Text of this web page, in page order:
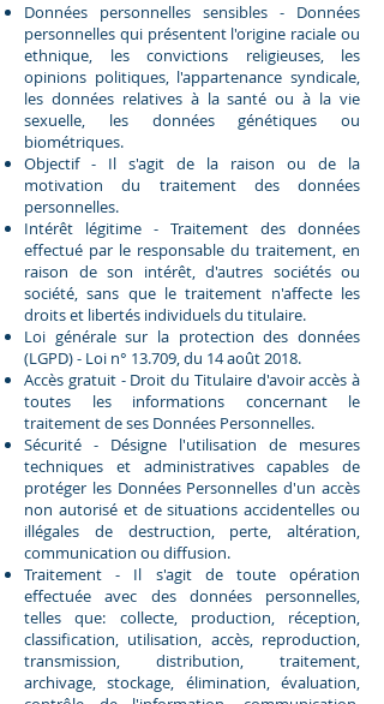
Données personnelles sensibles - Données
personnelles qui présentent l'origine raciale ou
ethnique, les convictions religieuses, les
opinions politiques, l'appartenance syndicale,
les données relatives à la santé ou à la vie
sexuelle, les données génétiques ou
biométriques.
Objectif - Il s'agit de la raison ou de la
motivation du traitement des données
personnelles.
Intérêt légitime - Traitement des données
effectué par le responsable du traitement, en
raison de son intérêt, d'autres sociétés ou
société, sans que le traitement n'affecte les
droits et libertés individuels du titulaire.
Loi générale sur la protection des données
(LGPD) - Loi n° 13.709, du 14 août 2018.
Accès gratuit - Droit du Titulaire d'avoir accès à
toutes les informations concernant le
traitement de ses Données Personnelles.
Sécurité - Désigne l'utilisation de mesures
techniques et administratives capables de
protéger les Données Personnelles d'un accès
non autorisé et de situations accidentelles ou
illégales de destruction, perte, altération,
communication ou diffusion.
Traitement - Il s'agit de toute opération
effectuée avec des données personnelles,
telles que: collecte, production, réception,
classification, utilisation, accès, reproduction,
transmission, distribution, traitement,
archivage, stockage, élimination, évaluation,